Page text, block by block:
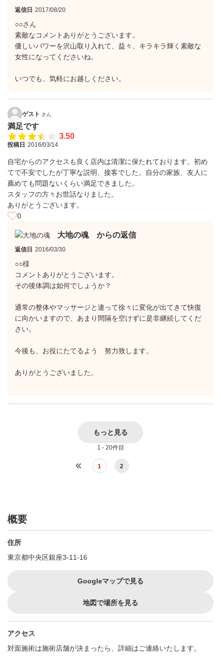
返信日 2017/08/20
○○さん
素敵なコメントありがとうございます。
優しいパワーを沢山取り入れて、益々、キラキラ輝く素敵な
女性になってくださいね。
いつでも、気軽にお越しください。
ゲスト さん
満足です
3.50
投稿日 2016/03/14
自宅からのアクセスも良く店内は清潔に保たれております。初め
てで不安でしたが丁寧な説明、接客でした。自分の家族、友人に
薦めても問題ないくらい満足できました。
スタッフの方々お世話なりました。
ありがとうございます。
0
大地の魂 からの返信
返信日 2016/03/30
○○様
コメントありがとうございます。
その後体調は如何でしょうか？
通常の整体やマッサージと違って徐々に変化が出てきて快復
に向かいますので、あまり間隔を空けずに是非継続してくだ
さい。
今後も、お役にたてるよう 努力致します。
ありがとうございました。
もっと見る
1 - 20件目
1 2
概要
住所
東京都中央区銀座3-11-16
Googleマップで見る
地図で場所を見る
アクセス
対面施術は施術店舗が決まったら、詳細はご連絡いたします。